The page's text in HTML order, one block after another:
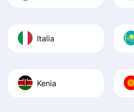
Italia
Kenia